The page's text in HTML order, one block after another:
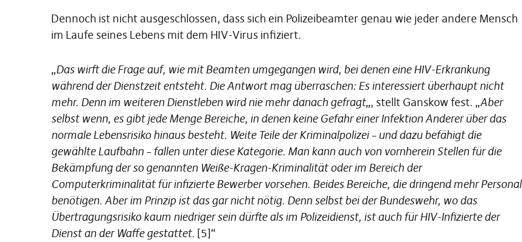
Dennoch ist nicht ausgeschlossen, dass sich ein Polizeibeamter genau wie jeder andere Mensch
im Laufe seines Lebens mit dem HIV-Virus infiziert.
„Das wirft die Frage auf, wie mit Beamten umgegangen wird, bei denen eine HIV-Erkrankung
während der Dienstzeit entsteht. Die Antwort mag überraschen: Es interessiert überhaupt nicht
mehr. Denn im weiteren Dienstleben wird nie mehr danach gefragt„, stellt Ganskow fest. „Aber
selbst wenn, es gibt jede Menge Bereiche, in denen keine Gefahr einer Infektion Anderer über das
normale Lebensrisiko hinaus besteht. Weite Teile der Kriminalpolizei – und dazu befähigt die
gewählte Laufbahn – fallen unter diese Kategorie. Man kann auch von vornherein Stellen für die
Bekämpfung der so genannten Weiße-Kragen-Kriminalität oder im Bereich der
Computerkriminalität für infizierte Bewerber vorsehen. Beides Bereiche, die dringend mehr Personal
benötigen. Aber im Prinzip ist das gar nicht nötig. Denn selbst bei der Bundeswehr, wo das
Übertragungsrisiko kaum niedriger sein dürfte als im Polizeidienst, ist auch für HIV-Infizierte der
Dienst an der Waffe gestattet. [5]“